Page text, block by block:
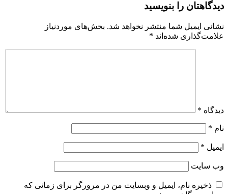
دیدگاهتان را بنویسید
نشانی ایمیل شما منتشر نخواهد شد. بخش‌های موردنیاز
علامت‌گذاری شده‌اند *
دیدگاه *
نام *
ایمیل *
وب‌ سایت
ذخیره نام، ایمیل و وبسایت من در مرورگر برای زمانی که